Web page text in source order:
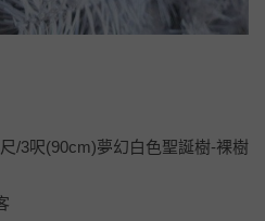
/3呎(90cm)夢幻白色聖誕樹-裸樹